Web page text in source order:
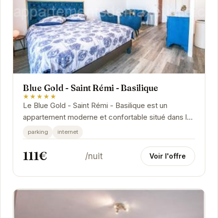
Blue Gold - Saint Rémi - Basilique
★★★★★
Le Blue Gold - Saint Rémi - Basilique est un
appartement moderne et confortable situé dans le
centre historique de Reims. Proche de la
Basilique...
parking internet
111€ /nuit Voir l'offre